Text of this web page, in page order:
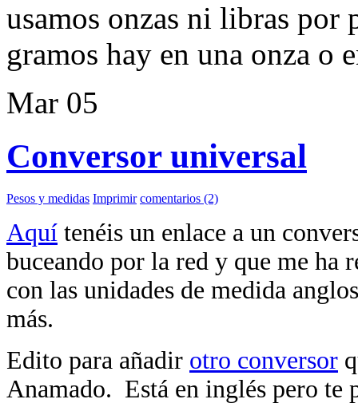
usamos onzas ni libras por
gramos hay en una onza o
Mar 05
Conversor universal
Pesos y medidas Imprimir comentarios (2)
Aquí tenéis un enlace a un
buceando por la red y que me ha
con las unidades de medida
más.
Edito para añadir otro conversor
Anamado. Está en inglés pero te